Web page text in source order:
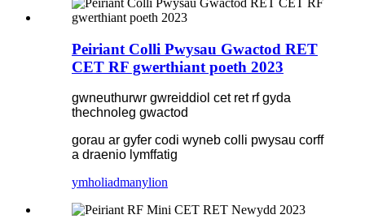
Peiriant Colli Pwysau Gwactod RET
CET RF gwerthiant poeth 2023
gwneuthurwr gwreiddiol cet ret rf gyda
thechnoleg gwactod
gorau ar gyfer codi wyneb colli pwysau corff
a draenio lymffatig
ymholiadmanylion